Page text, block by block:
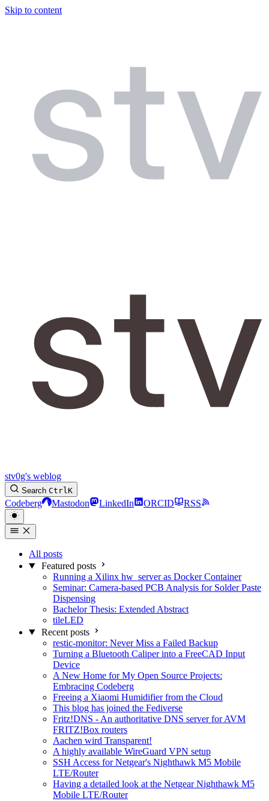
Skip to content
stv0g's weblog
Search CtrlK
Codeberg Mastodon LinkedIn ORCID RSS
All posts
Featured posts
Running a Xilinx hw_server as Docker Container
Seminar: Camera-based PCB Analysis for Solder Paste
Dispensing
Bachelor Thesis: Extended Abstract
tileLED
Recent posts
restic-monitor: Never Miss a Failed Backup
Turning a Bluetooth Caliper into a FreeCAD Input
Device
A New Home for My Open Source Projects:
Embracing Codeberg
Freeing a Xiaomi Humidifier from the Cloud
This blog has joined the Fediverse
Fritz!DNS - An authoritative DNS server for AVM
FRITZ!Box routers
Aachen wird Transparent!
A highly available WireGuard VPN setup
SSH Access for Netgear's Nighthawk M5 Mobile
LTE/Router
Having a detailed look at the Netgear Nighthawk M5
Mobile LTE/Router